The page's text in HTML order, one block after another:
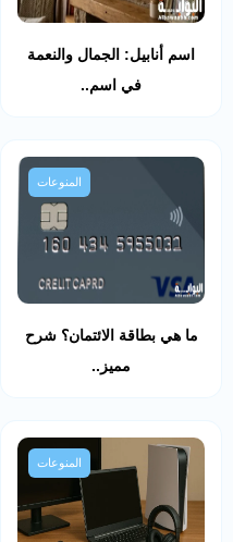
اسم أنابيل: الجمال والنعمة
في اسم..
المنوعات
ما هي بطاقة الائتمان؟ شرح
مميز..
المنوعات